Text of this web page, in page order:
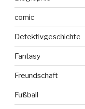
comic
Detektivgeschichte
Fantasy
Freundschaft
Fußball